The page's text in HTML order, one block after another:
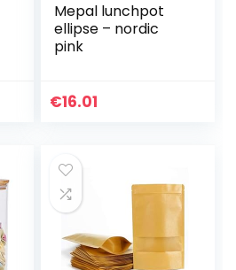
Mepal lunchpot
ellipse – nordic
pink
€16.01